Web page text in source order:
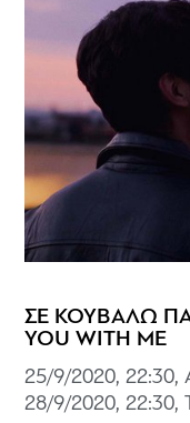
ΣΕ ΚΟΥΒΑΛΩ
YOU WITH ME
25/9/2020,
28/9/2020,